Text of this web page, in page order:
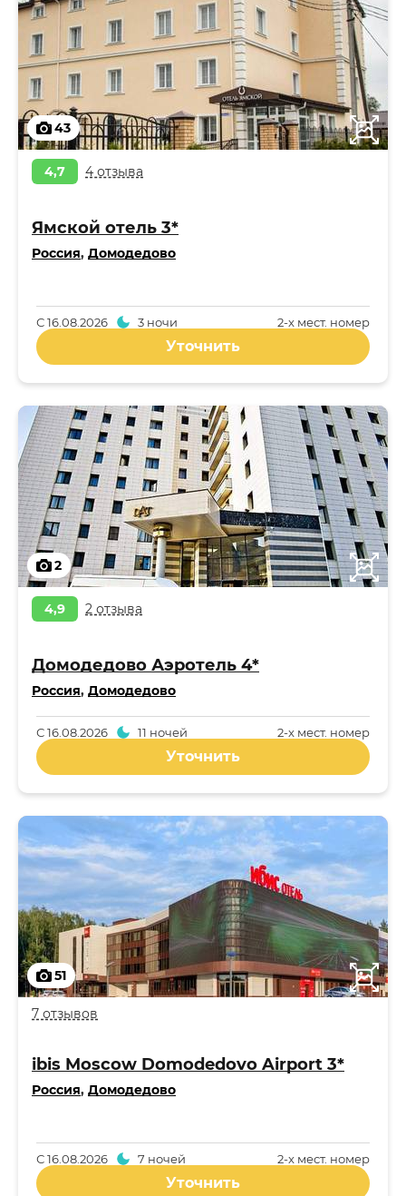
43
4,7 4 отзыва
Ямской отель 3*
Россия, Домодедово
2-x мест. номер
С16.08.2026 3 ночи
Уточнить
2
4,9 2 отзыва
Домодедово Аэротель 4*
Россия, Домодедово
2-x мест. номер
С16.08.2026 11 ночей
Уточнить
51
7 отзывов
ibis Moscow Domodedovo Airport 3*
Россия, Домодедово
2-x мест. номер
С16.08.2026 7 ночей
Уточнить